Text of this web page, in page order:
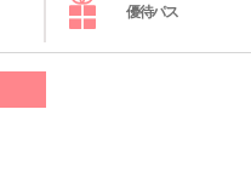
優待パス